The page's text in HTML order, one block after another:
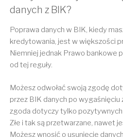
danych z BIK?
Poprawa danych w BIK, kiedy
kredytowania, jest w większości
Niemniej jednak Prawo bankowe
od tej reguły.
Możesz odwołać swoją zgodę
przez BIK danych po wygaśnięciu
zgoda dotyczy tylko pozytywnych
Złe i tak są przetwarzane, nawet
Możesz wnosić o usunięcie